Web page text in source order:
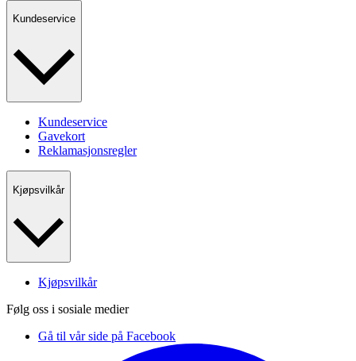
Kundeservice
Kundeservice
Gavekort
Reklamasjonsregler
Kjøpsvilkår
Kjøpsvilkår
Følg oss i sosiale medier
Gå til vår side på Facebook